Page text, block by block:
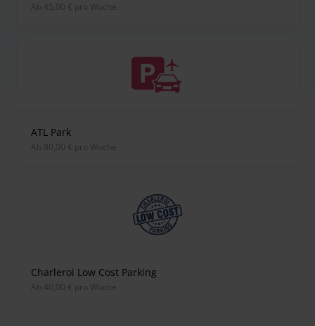
ab 45,00 € pro Woche
ATL Park
ab 80,00 € pro Woche
Charleroi Low Cost Parking
ab 40,00 € pro Woche